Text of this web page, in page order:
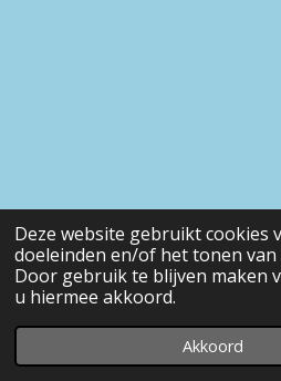
Deze website gebruikt cookies
doeleinden en/of het tonen van
Door gebruik te blijven maken
u hiermee akkoord.
Akkoord